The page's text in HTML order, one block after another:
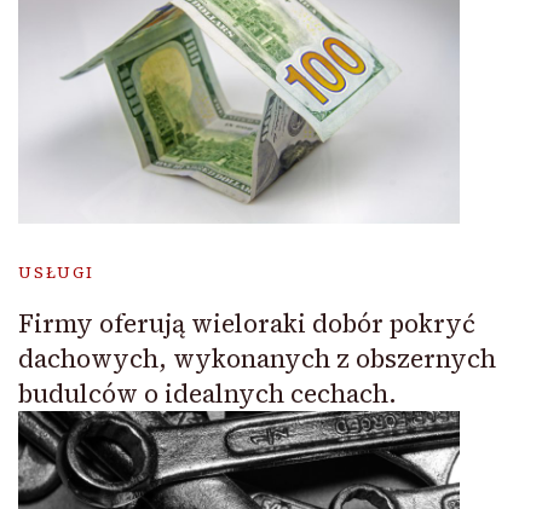
USŁUGI
Firmy oferują wieloraki dobór pokryć
dachowych, wykonanych z obszernych
budulców o idealnych cechach.